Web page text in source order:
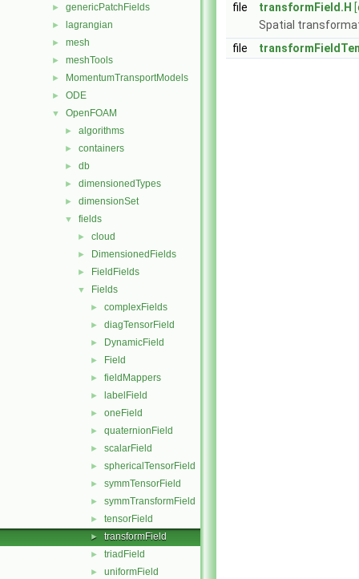
► genericPatchFields
► lagrangian
► mesh
► meshTools
► MomentumTransportModels
► ODE
▼ OpenFOAM
► algorithms
► containers
► db
► dimensionedTypes
► dimensionSet
▼ fields
► cloud
► DimensionedFields
► FieldFields
▼ Fields
► complexFields
► diagTensorField
► DynamicField
► Field
► fieldMappers
► labelField
► oneField
► quaternionField
► scalarField
► sphericalTensorField
► symmTensorField
► symmTransformField
► tensorField
► transformField
► triadField
► uniformField
file
transformField.H
Spatial
file